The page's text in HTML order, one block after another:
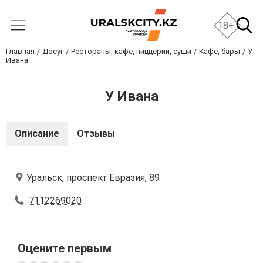
18+
Главная Досуг Рестораны, кафе, пиццерии, суши Кафе, бары
У
Ивана
У Ивана
Описание Отзывы
Уральск, проспект Евразия, 89
7112269020
Оцените первым